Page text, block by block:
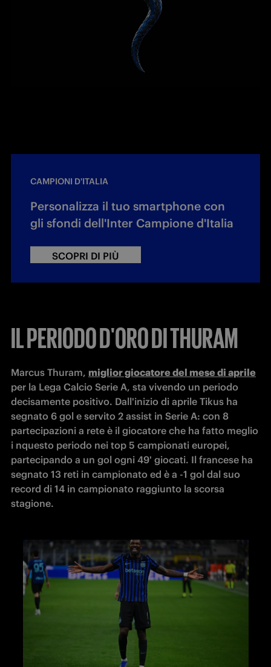
CAMPIONI D'ITALIA
Personalizza il tuo smartphone con
gli sfondi dell'Inter Campione d'Italia
SCOPRI DI PIÙ
IL PERIODO D'ORO DI THURAM
Marcus Thuram, miglior giocatore del mese di aprile
per la Lega Calcio Serie A, sta vivendo un periodo
decisamente positivo. Dall'inizio di aprile Tikus ha
segnato 6 gol e servito 2 assist in Serie A: con 8
partecipazioni a rete è il giocatore che ha fatto meglio
i nquesto periodo nei top 5 campionati europei,
partecipando a un gol ogni 49' giocati. Il francese ha
segnato 13 reti in campionato ed è a -1 gol dal suo
record di 14 in campionato raggiunto la scorsa
stagione.